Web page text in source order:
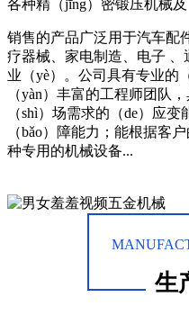
各种精（jīng）密锻压机械
销售的产品广泛用于汽车配
疗器械、家电制造、电子 、
业（yè）。公司具有专业的
（yàn）丰富的工程师团队
（shì）场需求的（de）应
（bǎo）障能力；能根据客
种专用的机械设备...
生